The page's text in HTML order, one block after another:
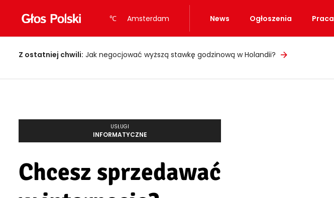
℃ Amsterdam News Ogłoszenia Praca
Z ostatniej chwili: Jak negocjować wyższą stawkę godzinową w Holandii?
USŁUGI
INFORMATYCZNE
Chcesz sprzedawać